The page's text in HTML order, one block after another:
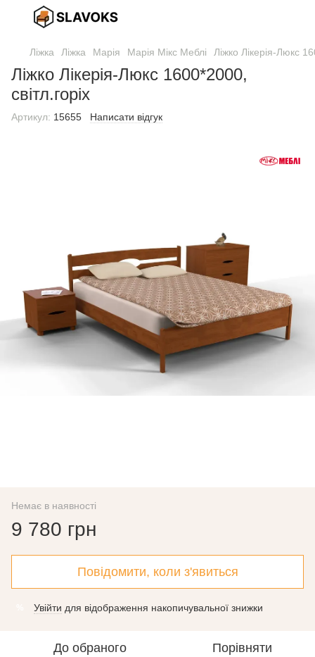
Ліжка Ліжка Марія Марія Мікс Меблі Ліжко Лікерія-Люкс
Ліжко Лікерія-Люкс 1600*2000,
світл.горіх
Артикул: 15655 Написати відгук
Немає в наявності
9 780 грн
Повідомити, коли з'явиться
Увійти для відображення накопичувальної знижки
До обраного Порівняти